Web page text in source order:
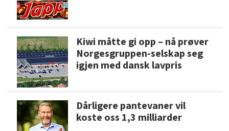
Kiwi måtte gi opp – nå prøver
Norgesgruppen-selskap seg
igjen med dansk lavpris
Dårligere pantevaner vil
koste oss 1,3 milliarder